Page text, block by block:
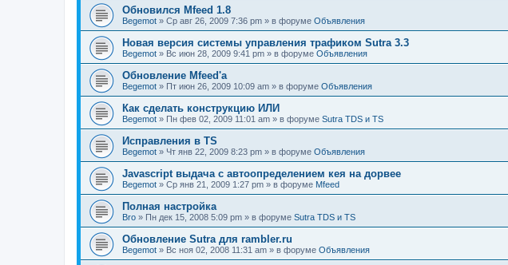
Обновился Mfeed 1.8
Begemot » Ср авг 26, 2009 7:36 pm » в форуме Объявления
Новая версия системы управления трафиком Sutra 3.3
Begemot » Вс июн 28, 2009 9:41 pm » в форуме Объявления
Обновление Mfeed'а
Begemot » Пт июн 26, 2009 10:09 am » в форуме Объявления
Как сделать конструкцию ИЛИ
Begemot » Пн фев 02, 2009 11:01 am » в форуме Sutra TDS и TS
Исправления в TS
Begemot » Чт янв 22, 2009 8:23 pm » в форуме Объявления
Javascript выдача с автоопределением кея на дорвее
Begemot » Ср янв 21, 2009 1:27 pm » в форуме Mfeed
Полная настройка
Bro » Пн дек 15, 2008 5:09 pm » в форуме Sutra TDS и TS
Обновление Sutra для rambler.ru
Begemot » Вс ноя 02, 2008 11:31 am » в форуме Объявления